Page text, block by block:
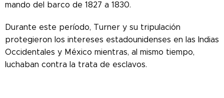
mando del barco de 1827 a 1830.
Durante este período, Turner y su tripulación
protegieron los intereses estadounidenses en las Indias
Occidentales y México mientras, al mismo tiempo,
luchaban contra la trata de esclavos.